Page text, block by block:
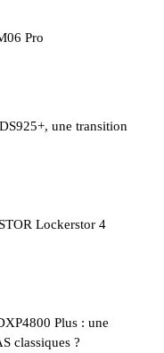
Pro
une transition
Lockerstor 4
Plus : une
classiques ?